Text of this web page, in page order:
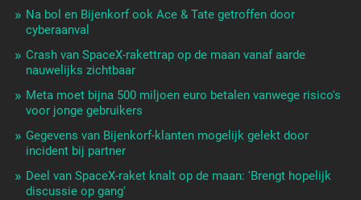
Na bol en Bijenkorf ook Ace & Tate getroffen door
cyberaanval
Crash van SpaceX-rakettrap op de maan vanaf aarde
nauwelijks zichtbaar
Meta moet bijna 500 miljoen euro betalen vanwege risico's
voor jonge gebruikers
Gegevens van Bijenkorf-klanten mogelijk gelekt door
incident bij partner
Deel van SpaceX-raket knalt op de maan: 'Brengt hopelijk
discussie op gang'